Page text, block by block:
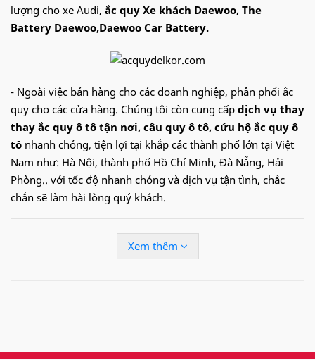
lượng cho xe Audi, ắc quy Xe khách Daewoo, The
Battery Daewoo,Daewoo Car Battery.
- Ngoài việc bán hàng cho các doanh nghiệp, phân phối ắc
quy cho các cửa hàng. Chúng tôi còn cung cấp dịch vụ thay
thay ắc quy ô tô tận nơi, câu quy ô tô, cứu hộ ắc quy ô
tô nhanh chóng, tiện lợi tại khắp các thành phố lớn tại Việt
Nam như: Hà Nội, thành phố Hồ Chí Minh, Đà Nẵng, Hải
Phòng.. với tốc độ nhanh chóng và dịch vụ tận tình, chắc
chắn sẽ làm hài lòng quý khách.
09.68.68.30.97để được hỗ trợ nhanh
choXe khách Daewoo
-N 120 (200Ah)
Xem thêm